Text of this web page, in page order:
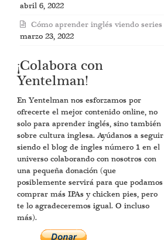
abril 6, 2022
Cómo aprender inglés viendo series
marzo 23, 2022
¡Colabora con
Yentelman!
En Yentelman nos esforzamos por
ofrecerte el mejor contenido online, no
solo para aprender inglés, sino también
sobre cultura inglesa. Ayúdanos a seguir
siendo el blog de ingles número 1 en el
universo colaborando con nosotros con
una pequeña donación (que
posiblemente servirá para que podamos
comprar más IPAs y chicken pies, pero
te lo agradeceremos igual. O incluso
más).